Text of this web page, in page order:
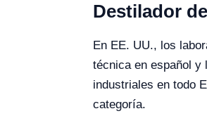
Destilador
En EE. UU., los
técnica en español y
industriales en todo
categoría.